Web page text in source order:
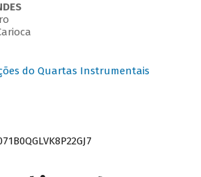
do Quartas Instrumentais